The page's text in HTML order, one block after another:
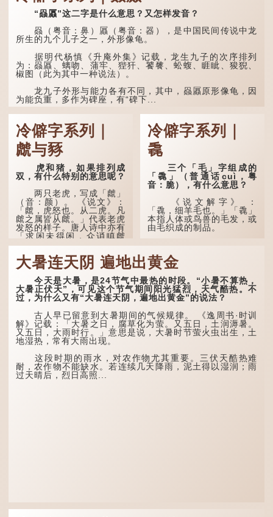
「夿」形​​容大，「一个
银钱大夿夿」，就形容金钱
数量之大了。 「大夿夿十
万蚊」，就是说十万元是一
笔大数目了。...
“赑屭”这二字是什么意思？又怎样发音？
赑（粤音：鼻）屭（粤音：器），是中国民间传说中龙
所生的九个儿子之一，外形像龟。
据明代杨慎《升庵外集》记载，龙生九子的次序排列
为：赑屭、螭吻、蒲牢、狴犴、饕餮、蚣蝮、睚眦、狻猊、
椒图（此为其中一种说法）。
龙九子外形与能力各有不同，其中，赑屭原形像龟，因
为能负重，多作为碑座，有“碑下...
冷僻字系列｜
虤与豩
虎和猪，如果排列成
双，有什么特别的意思呢？
两只老虎，写成「虤」
（音：颜）。 《说文》：
「虤，虎怒也。从二虎。凡
虤之属皆从虤。」代表老虎
发怒的样子。唐人诗中亦有
「求闲未得闲，众诮瞋虤
虤」之句，意思是众人的讥
讽让人怒目而视。
两只猪，则为「豩」
（音：宾）。甲骨文从二
「豕」，象猪相追逐的样
子。 《同文备考》另有一
说「豩，豕乱群。」意指一
群乱...
冷僻字系列｜
毳
三个「毛」字组成的
「毳」（普通话cuì，粤
音：脆），有什么意思？
《说文解字》 ：
「毳，细羊毛也。」「毳」
本指人体或鸟兽的毛发，或
由毛织成的制品。
人体表面，例如手臂等
部位生长的细毛，也叫
「毳」，又叫「寒毛」、
「汗毛」。
医学上，「毳毛」是一
个专有名词。它指人类在儿
童时期长出的一种细小、不
易注意到却又几乎遍布全身
的毛发。毳毛的密度因人而
异，其长度则通常不会...
大暑连天阴 遍地出黄金
今天是大暑，是24节气中最热的时段。“小暑不算热，
大暑正伏天”，可见这个节气期间阳光猛烈，天气酷热。不
过，为什么又有“大暑连天阴，遍地出黄金”的说法？
古人早已留意到大暑期间的气候规律。 《逸周书·时训
解》记载：「大暑之日，腐草化为萤。又五日，土润溽暑。
又五日，大雨时行。」意思是说，大暑时节萤火虫出生，土
地湿热，常有大雨出现。
这段时期的雨水，对农作物尤其重要。三伏天酷热难
耐，农作物不能缺水。若连续几天降雨，泥土得以湿润；雨
过天晴后，烈日高照...